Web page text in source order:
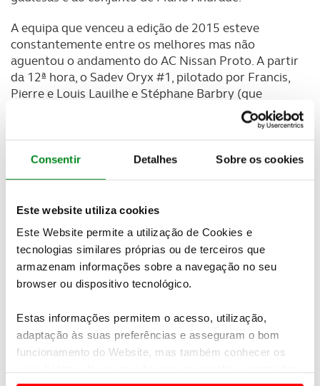
Consentir Detalhes Sobre os cookies
Este website utiliza cookies
Este Website permite a utilização de Cookies e
tecnologias similares próprias ou de terceiros que
armazenam informações sobre a navegação no seu
browser ou dispositivo tecnológico.
Estas informações permitem o acesso, utilização,
adaptação às suas preferências e asseguram o bom
funcionamento do Website, mas também conhecer os
A equipa que venceu a edição de 2015 esteve
constantemente entre os melhores mas não
aguentou o andamento do AC Nissan Proto. A partir
da 12ª hora, o Sadev Oryx #1, pilotado por Francis,
Pierre e Louis Lauilhe e Stéphane Barbry (que
também procurava o quarto triunfo em Fronteira)
ocupou o segundo posto que manteve até à
bandeirada de xadrez. No último lugar do pódio
ficou o Rivet RM Sport de José Castan, Anicet
Garicoix, Vincent Demonceaux e do actual campeão
vitória muito dura na corrida do ano. Quando se
tem a melhor equipa, os melhores mecânicos e os
melhores pilotos, tudo funciona”, disse Alexandre
Andrade que acabou a edição de 2016 das AFN 24
circuito de 17 quilómetros, o que perfaz um total de
quase 1800 quilómetros. Para o responsável da
equipa, Mário Andrade este foi um dos “triunfos
mais difíceis. Foi a punho”, afirmou sem esconder a